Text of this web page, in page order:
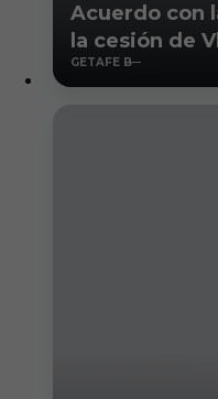
Acuerdo con
la cesión de
GETAFE B